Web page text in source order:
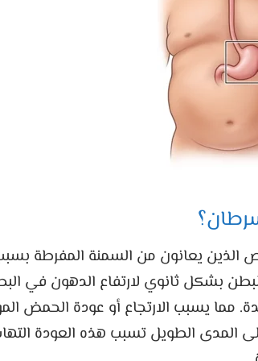
يعانون من السمنة المفرطة
بشكل ثانوي لارتفاع الدهون في
مما يسبب الارتجاع أو عودة الحمض
المدى الطويل تسبب هذه العودة